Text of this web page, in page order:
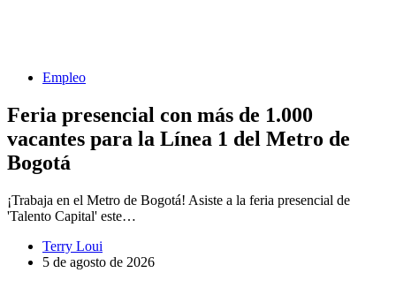
Empleo
Feria presencial con más de 1.000
vacantes para la Línea 1 del Metro de
Bogotá
¡Trabaja en el Metro de Bogotá! Asiste a la feria presencial de
'Talento Capital' este…
Terry Loui
5 de agosto de 2026